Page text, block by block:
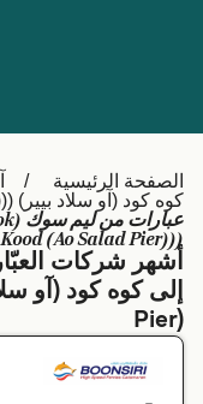
België (NL)
Belgique (FR)
Deutschland
Norge
Indonesia
الصفحة الرئيسية
كوه كود (آو سلاد بيير) ((Koh Kood (Ao Salad Pier)
((Koh Kood (Ao Salad Pier)
Pier)